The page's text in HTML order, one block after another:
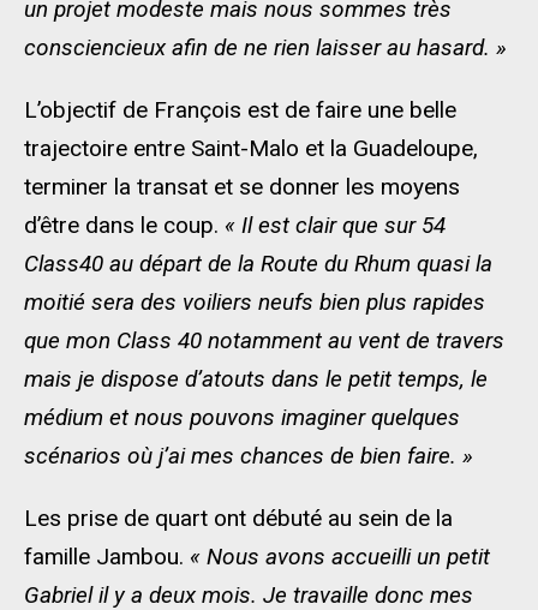
un projet modeste mais nous sommes très
consciencieux afin de ne rien laisser au hasard. »
L’objectif de François est de faire une belle
trajectoire entre Saint-Malo et la Guadeloupe,
terminer la transat et se donner les moyens
d’être dans le coup. « Il est clair que sur 54
Class40 au départ de la Route du Rhum quasi la
moitié sera des voiliers neufs bien plus rapides
que mon Class 40 notamment au vent de travers
mais je dispose d’atouts dans le petit temps, le
médium et nous pouvons imaginer quelques
scénarios où j’ai mes chances de bien faire. »
Les prise de quart ont débuté au sein de la
famille Jambou. « Nous avons accueilli un petit
Gabriel il y a deux mois. Je travaille donc mes